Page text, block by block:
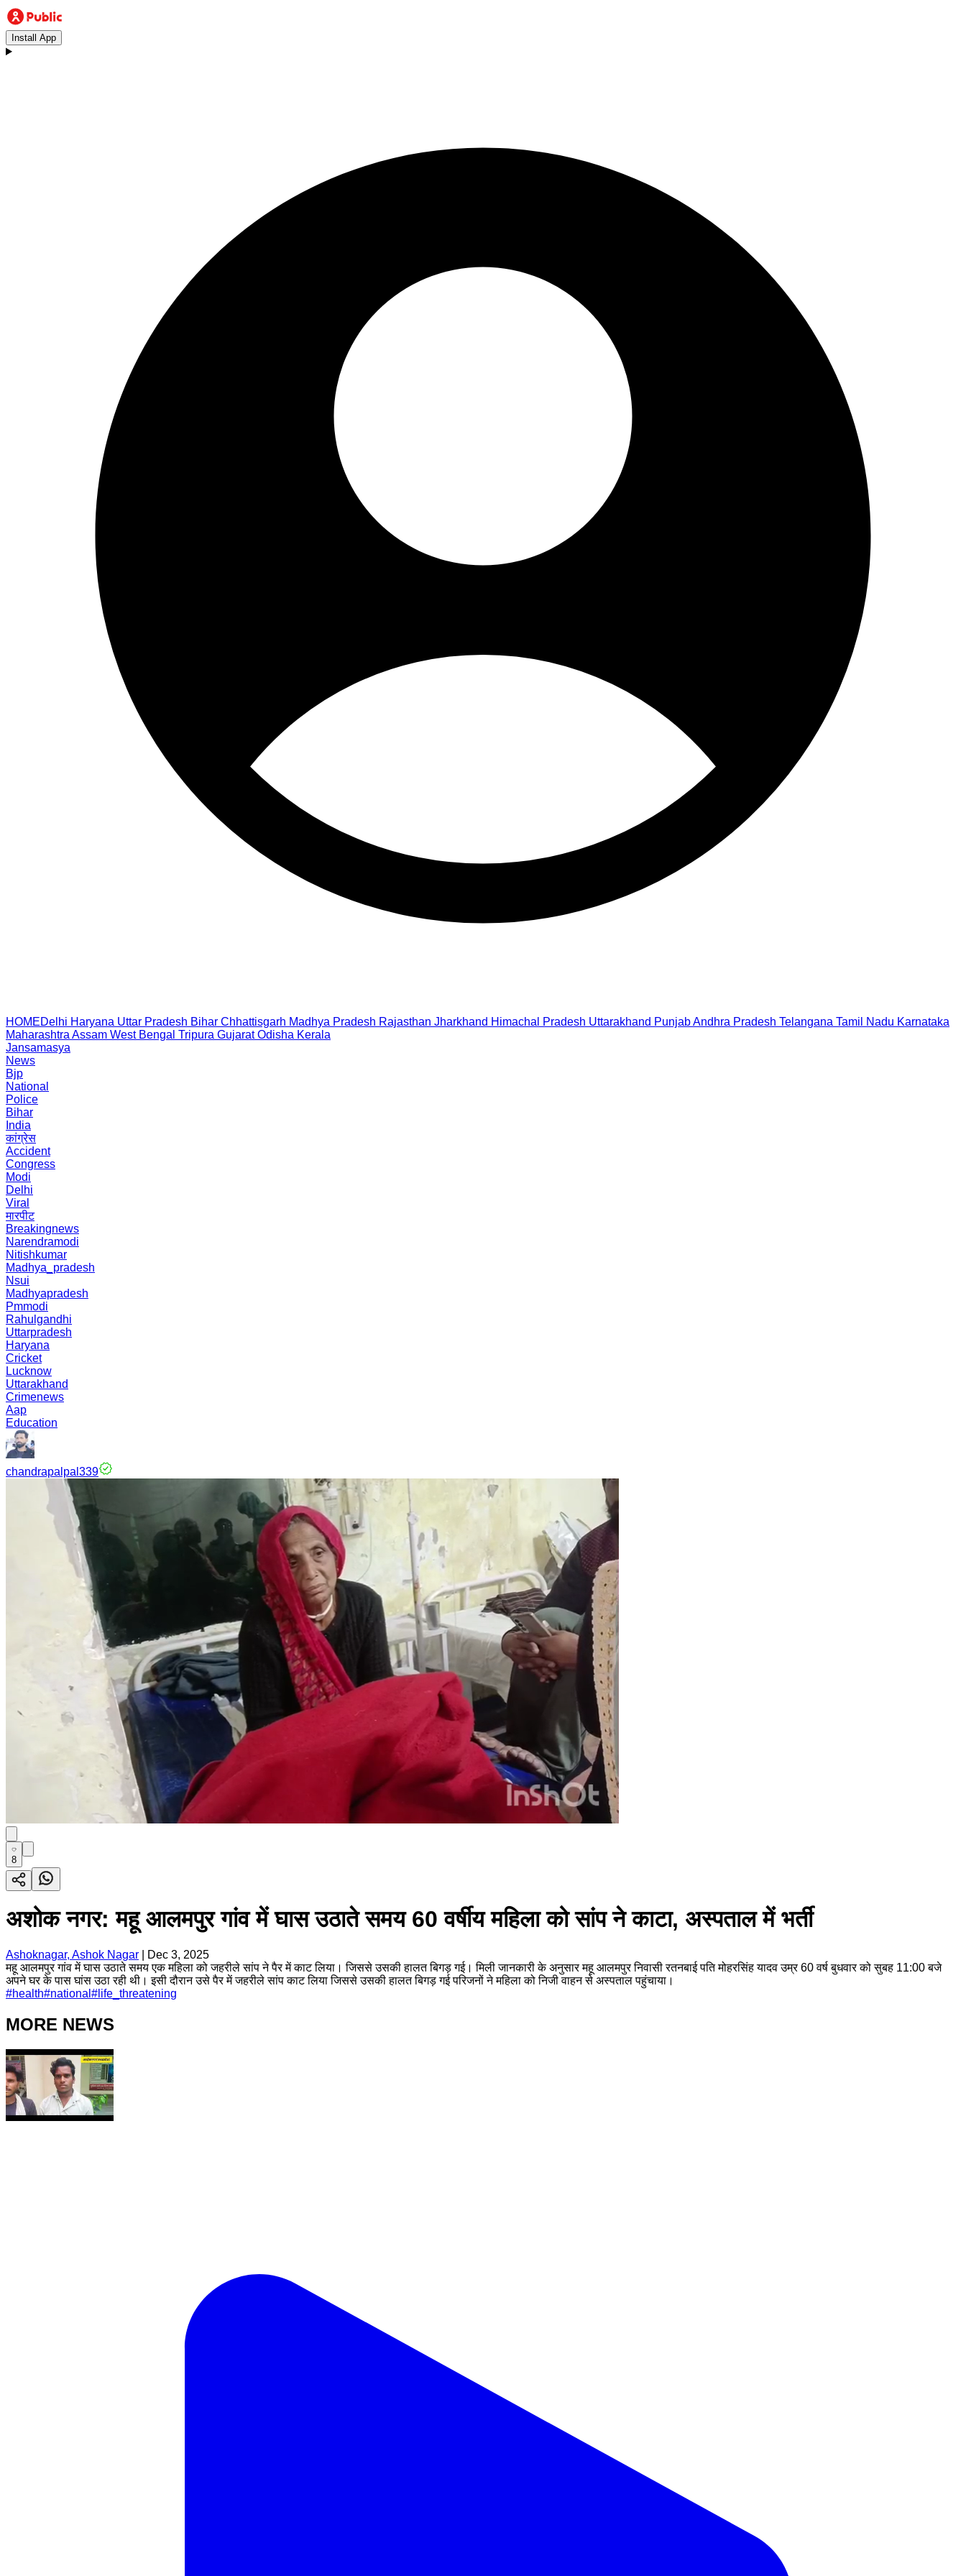
Install App
HOMEDelhi Haryana Uttar Pradesh Bihar Chhattisgarh Madhya Pradesh Rajasthan Jharkhand Himachal Pradesh Uttarakhand PunjabAndhra Pradesh Telangana Tamil Nadu Karnataka
Maharashtra Assam West Bengal Tripura Gujarat Odisha Kerala
Jansamasya
News
Bjp
National
Police
Bihar
India
कांग्रेस
Accident
Congress
Modi
Delhi
Viral
मारपीट
Breakingnews
Narendramodi
Nitishkumar
Madhya_pradesh
Nsui
Madhyapradesh
Pmmodi
Rahulgandhi
Uttarpradesh
Haryana
Cricket
Lucknow
Uttarakhand
Crimenews
Aap
Education
chandrapalpal339
8
अशोक नगर: महू आलमपुर गांव में घास उठाते समय 60 वर्षीय महिला को सांप ने काटा, अस्पताल में भर्ती
Ashoknagar, Ashok Nagar
Dec 3, 2025
महू आलमपुर गांव में घास उठाते समय एक महिला को जहरीले सांप ने पैर में काट लिया। जिससे उसकी हालत बिगड़ गई। मिली जानकारी के अनुसार महू आलमपुर निवासी रतनबाई पति मोहरसिंह यादव उम्र 60 वर्ष बुधवार को सुबह 11:00 बजे
अपने घर के पास घांस उठा रही थी। इसी दौरान उसे पैर में जहरीले सांप काट लिया जिससे उसकी हालत बिगड़ गई परिजनों ने महिला को निजी वाहन से अस्पताल पहुंचाया।
#health#national # life_threatening
MORE NEWS